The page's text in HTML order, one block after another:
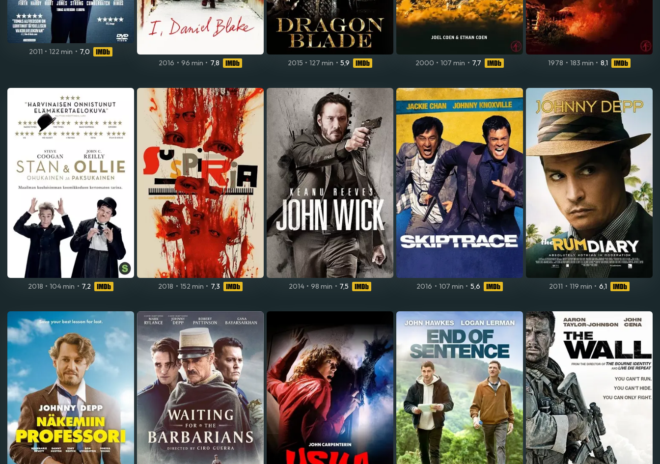
2011 • 122 min • 7,0
2016 • 96 min • 7,8 2015 • 127 min • 5,9 2000 • 107 min • 7,7 1978 • 183 min • 8,1
2018 • 104 min • 7,2 2018 • 152 min • 7,3 2014 • 98 min • 7,5 2016 • 107 min • 5,6 2011 • 119 min • 6,1